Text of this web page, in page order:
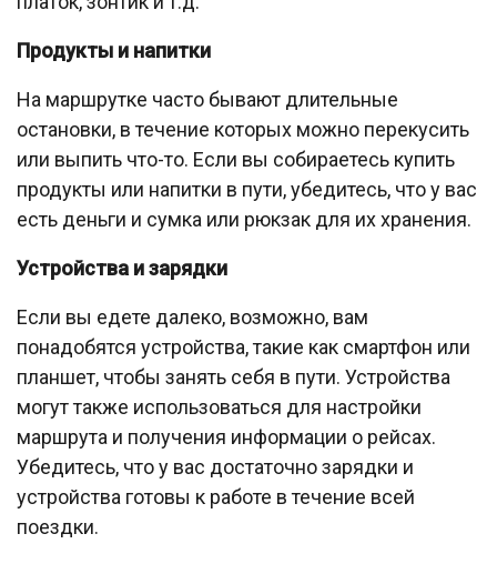
Продукты и напитки
На маршрутке часто бывают длительные
остановки, в течение которых можно перекусить
или выпить что-то. Если вы собираетесь купить
продукты или напитки в пути, убедитесь, что у вас
есть деньги и сумка или рюкзак для их хранения.
Устройства и зарядки
Если вы едете далеко, возможно, вам
понадобятся устройства, такие как смартфон или
планшет, чтобы занять себя в пути. Устройства
могут также использоваться для настройки
маршрута и получения информации о рейсах.
Убедитесь, что у вас достаточно зарядки и
устройства готовы к работе в течение всей
поездки.